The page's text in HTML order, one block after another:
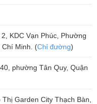
KDC Vạn Phúc, Phường
Chí Minh. (Chỉ đường)
phường Tân Quy, Quận
Garden City Thạch Bàn,